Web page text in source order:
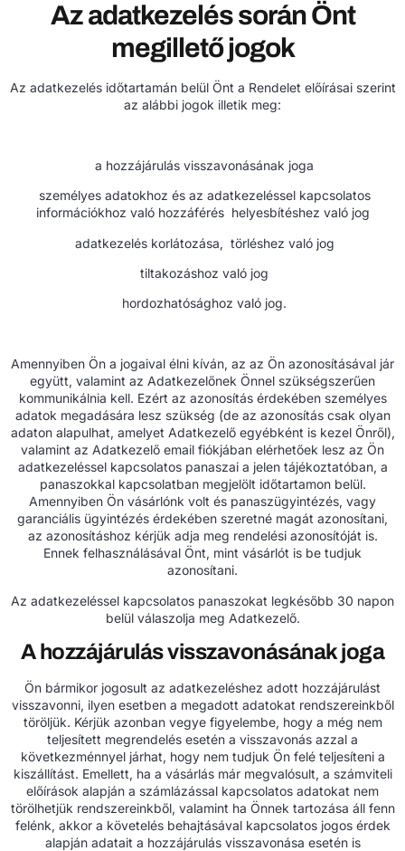
Az adatkezelés során Önt
megillető jogok
Az adatkezelés időtartamán belül Önt a Rendelet előírásai szerint
az alábbi jogok illetik meg:
a hozzájárulás visszavonásának joga
személyes adatokhoz és az adatkezeléssel kapcsolatos
információkhoz való hozzáférés helyesbítéshez való jog
adatkezelés korlátozása, törléshez való jog
tiltakozáshoz való jog
hordozhatósághoz való jog.
Amennyiben Ön a jogaival élni kíván, az az Ön azonosításával jár
együtt, valamint az Adatkezelőnek Önnel szükségszerűen
kommunikálnia kell. Ezért az azonosítás érdekében személyes
adatok megadására lesz szükség (de az azonosítás csak olyan
adaton alapulhat, amelyet Adatkezelő egyébként is kezel Önről),
valamint az Adatkezelő email fiókjában elérhetőek lesz az Ön
adatkezeléssel kapcsolatos panaszai a jelen tájékoztatóban, a
panaszokkal kapcsolatban megjelölt időtartamon belül.
Amennyiben Ön vásárlónk volt és panaszügyintézés, vagy
garanciális ügyintézés érdekében szeretné magát azonosítani,
az azonosításhoz kérjük adja meg rendelési azonosítóját is.
Ennek felhasználásával Önt, mint vásárlót is be tudjuk
azonosítani.
Az adatkezeléssel kapcsolatos panaszokat legkésőbb 30 napon
belül válaszolja meg Adatkezelő.
A hozzájárulás visszavonásának joga
Ön bármikor jogosult az adatkezeléshez adott hozzájárulást
visszavonni, ilyen esetben a megadott adatokat rendszereinkből
töröljük. Kérjük azonban vegye figyelembe, hogy a még nem
teljesített megrendelés esetén a visszavonás azzal a
következménnyel járhat, hogy nem tudjuk Ön felé teljesíteni a
kiszállítást. Emellett, ha a vásárlás már megvalósult, a számviteli
előírások alapján a számlázással kapcsolatos adatokat nem
törölhetjük rendszereinkből, valamint ha Önnek tartozása áll fenn
felénk, akkor a követelés behajtásával kapcsolatos jogos érdek
alapján adatait a hozzájárulás visszavonása esetén is